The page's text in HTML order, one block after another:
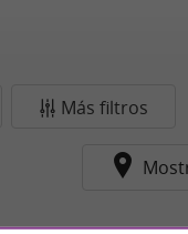
Más filtros